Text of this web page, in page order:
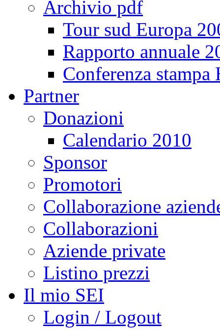
Archivio pdf
Tour sud Europa
Rapporto annuale
Conferenza
Partner
Donazioni
Calendario 2010
Sponsor
Promotori
Collaborazione
Collaborazioni
Aziende private
Listino prezzi
Il mio SEI
Login / Logout